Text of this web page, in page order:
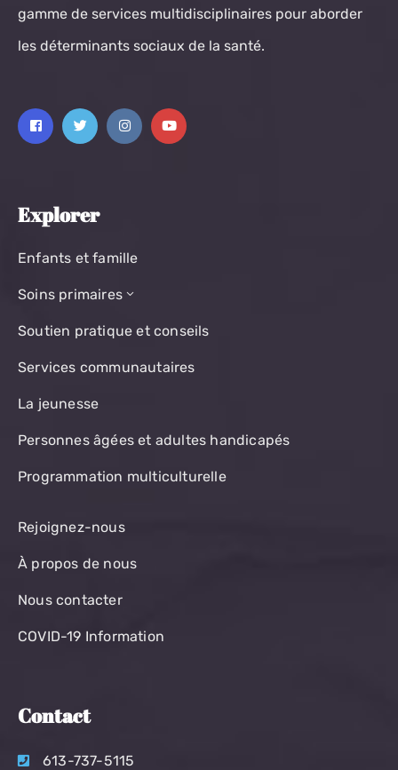
gamme de services multidisciplinaires pour aborder
les déterminants sociaux de la santé.
Explorer
Enfants et famille
Soins primaires
Soutien pratique et conseils
Services communautaires
La jeunesse
Personnes âgées et adultes handicapés
Programmation multiculturelle
Rejoignez-nous
À propos de nous
Nous contacter
COVID-19 Information
Contact
613-737-5115